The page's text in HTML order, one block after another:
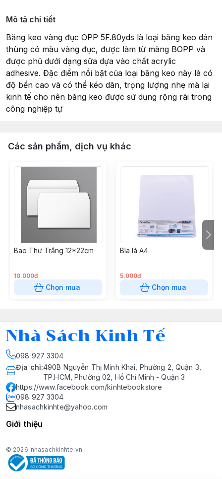
Mô tả chi tiết
Băng keo vàng đục OPP 5F.80yds là loại băng keo dán
thùng có màu vàng đục, được làm từ màng BOPP và
được phủ dưới dạng sữa dựa vào chất acrylic
adhesive. Đặc điểm nổi bật của loại băng keo này là có
độ bền cao và có thể kéo dãn, trọng lượng nhẹ mà lại
kinh tế cho nên băng keo được sử dụng rộng rãi trong
công nghiệp tự
Các sản phẩm, dịch vụ khác
Bao Thư Trắng 12*22cm
10.000đ
Chọn mua
Bìa lá A4
5.000đ
Chọn mua
Nhà Sách Kinh Tế
098 927 3304
Địa chỉ:490B Nguyễn Thị Minh Khai, Phường 2, Quận 3,
TP.HCM, Phường 02, Hồ Chí Minh - Quận 3
https://www.facebook.com/kinhtebookstore
098 927 3304
nhasachkinhte@yahoo.com
Giới thiệu
© 2026 nhasachkinhte.vn